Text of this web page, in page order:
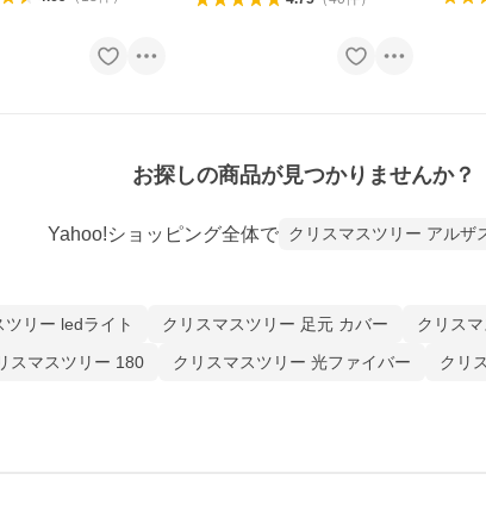
お探しの商品が見つかりませんか？
Yahoo!ショッピング全体で クリスマスツリー アルザ
ツリー ledライト クリスマスツリー 足元 カバー クリス
スマスツリー 180 クリスマスツリー 光ファイバー
クリ